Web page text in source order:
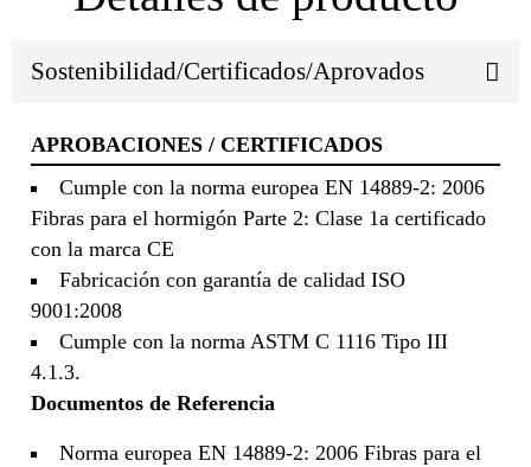
Sostenibilidad/Certificados/Aprovados
APROBACIONES / CERTIFICADOS
Cumple con la norma europea EN 14889-2: 2006
Fibras para el hormigón Parte 2: Clase 1a certificado
con la marca CE
Fabricación con garantía de calidad ISO
9001:2008
Cumple con la norma ASTM C 1116 Tipo III
4.1.3.
Documentos de Referencia
Norma europea EN 14889-2: 2006 Fibras para el